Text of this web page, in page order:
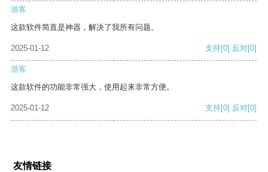
游客
这款软件简直是神器，解决了我所有问题。
2025-01-12 支持[0] 反对[0]
游客
这款软件的功能非常强大，使用起来非常方便。
2025-01-12 支持[0] 反对[0]
友情链接